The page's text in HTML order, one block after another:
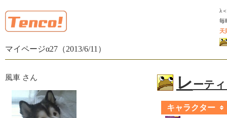
マイページα27（2013/6/11）
λ
毎
天
レ ーテ
キャラクター
風車 さん